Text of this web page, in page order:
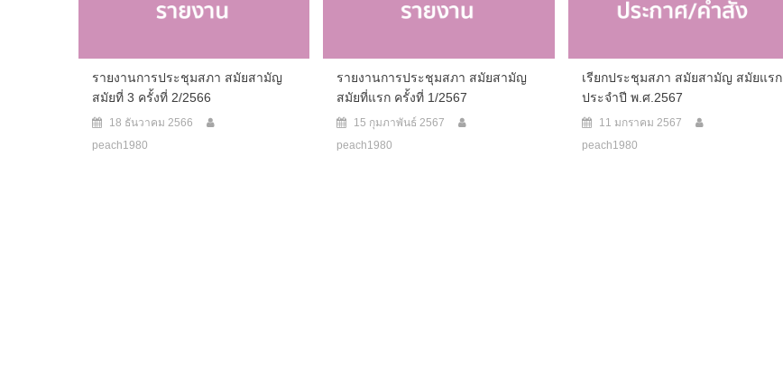
รายงานการประชุมสภา สมัยสามัญ
สมัยที่ 3 ครั้งที่ 2/2566
18 ธันวาคม 2566
peach1980
รายงานการประชุมสภา สมัยสามัญ
สมัยที่แรก ครั้งที่ 1/2567
15 กุมภาพันธ์ 2567
peach1980
เรียกประชุมสภา สมัยสามัญ สมัยแรก
ประจำปี พ.ศ.2567
11 มกราคม 2567
peach1980